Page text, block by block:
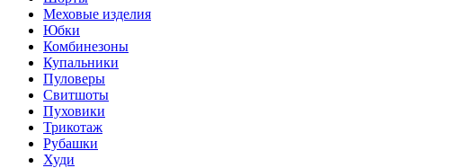
Меховые изделия
Юбки
Комбинезоны
Купальники
Пуловеры
Свитшоты
Пуховики
Трикотаж
Рубашки
Худи